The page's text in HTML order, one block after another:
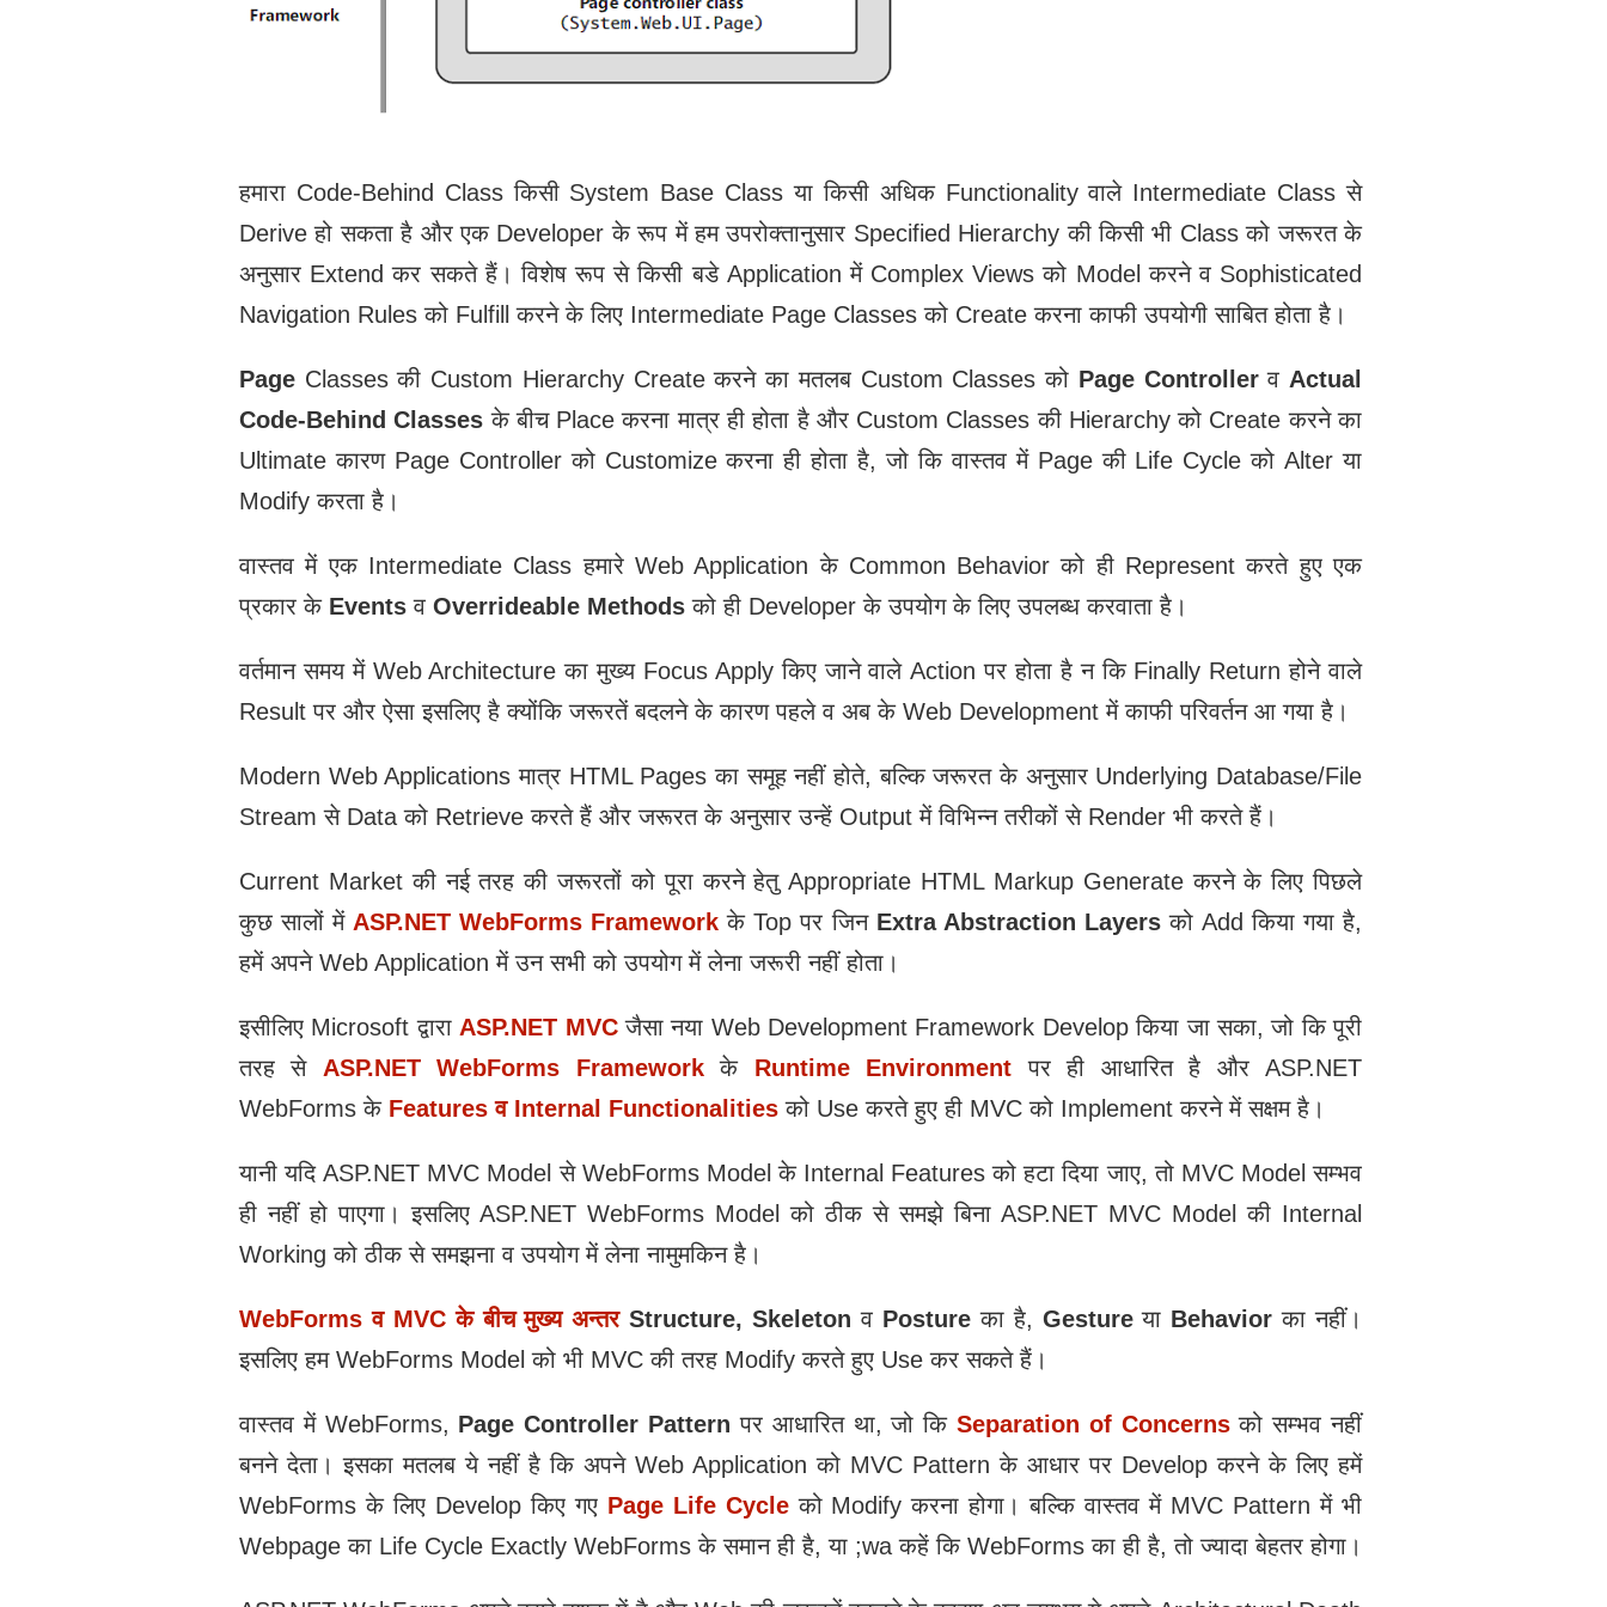
हमारा Code-Behind Class किसी System Base Class या किसी अधिक Functionality वाले Intermediate Class से
Derive हो सकता है और एक Developer के रूप में हम उपरोक्तानुसार Specified Hierarchy की किसी भी Class को जरूरत के
अनुसार Extend कर सकते हैं। विशेष रूप से किसी बडे Application में Complex Views को Model करने व Sophisticated
Navigation Rules को Fulfill करने के लिए Intermediate Page Classes को Create करना काफी उपयोगी साबित होता है।
Page Classes की Custom Hierarchy Create करने का मतलब Custom Classes को Page Controllerव Actual
Code-Behind Classes के बीच Place करना मात्र ही होता है और Custom Classes की Hierarchy को Create करने का
Ultimate कारण Page Controller को Customize करना ही होता है, जो कि वास्तव में Page की Life Cycle को Alter या
Modify करता है।
वास्तव में एक Intermediate Class हमारे Web Application के Common Behavior को ही Represent करते हुए एक
प्रकार के Events व Overrideable Methodsको ही Developer के उपयोग के लिए उपलब्ध करवाता है।
वर्तमान समय में Web Architecture का मुख्‍य Focus Apply किए जाने वाले Action पर होता है न कि Finally Return होने वाले
Result पर और ऐसा इसलिए है क्योंकि जरूरतें बदलने के कारण पहले व अब के Web Development में काफी परिवर्तन आ गया है।
Modern Web Applications मात्र HTML Pages का समूह नहीं होते, बल्कि जरूरत के अनुसार Underlying Database/File
Stream से Data को Retrieve करते हैं और जरूरत के अनुसार उन्‍हें Output में विभिन्न तरीकों से Render भी करते हैं।
Current Market की नई तरह की जरूरतों को पूरा करने हेतु Appropriate HTML Markup Generate करने के लिए पिछले
कुछ सालों में ASP.NET WebForms Framework के Top पर जिन Extra Abstraction Layersको Add किया गया है,
हमें अपने Web Application में उन सभी को उपयोग में लेना जरूरी नहीं होता।
इसीलिए Microsoft द्वारा ASP.NET MVCजैसा नया Web Development Framework Develop किया जा सका, जो कि पूरी
तरह से ASP.NET WebForms Frameworkके Runtime Environment पर ही आधारित है और ASP.NET
WebForms के Features व Internal Functionalities को Use करते हुए ही MVC को Implement करने में सक्षम है।
यानी यदि ASP.NET MVC Model से WebForms Model के Internal Features को हटा दिया जाए, तो MVC Model सम्भव
ही नहीं हो पाएगा। इसलिए ASP.NET WebForms Model को ठीक से समझे बिना ASP.NET MVC Model की Internal
Working को ठीक से समझना व उपयोग में लेना नामुमकिन है।
WebForms व MVC के बीच मुख्‍य अन्तर Structure, Skeleton व Postureका है, Gestureया Behavior का नहीं।
इसलिए हम WebForms Model को भी MVC की तरह Modify करते हुए Use कर सकते हैं।
वास्तव में WebForms, Page Controller Pattern पर आधारित था, जो कि Separation of Concernsको सम्भव नहीं
बनने देता। इसका मतलब ये नहीं है कि अपने Web Application को MVC Pattern के आधार पर Develop करने के लिए हमें
WebForms के लिए Develop किए गए Page Life Cycleको Modify करना होगा। बल्कि वास्तव में MVC Pattern में भी
Webpage का Life Cycle Exactly WebForms के समान ही है, या ;wa कहें कि WebForms का ही है, तो ज्यादा बेहतर होगा।